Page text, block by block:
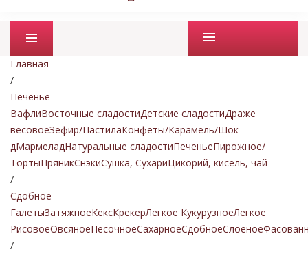
Промо товары
Главная
/
Печенье
ВафлиВосточные сладостиДетские сладостиДраже
весовоеЗефир/ПастилаКонфеты/Карамель/Шок-
дМармеладНатуральные сладостиПеченьеПирожное/
ТортыПряникСнэкиСушка, СухариЦикорий, кисель, чай
/
Сдобное
ГалетыЗатяжноеКексКрекерЛегкое КукурузноеЛегкое
РисовоеОвсяноеПесочноеСахарноеСдобноеСлоеное
/